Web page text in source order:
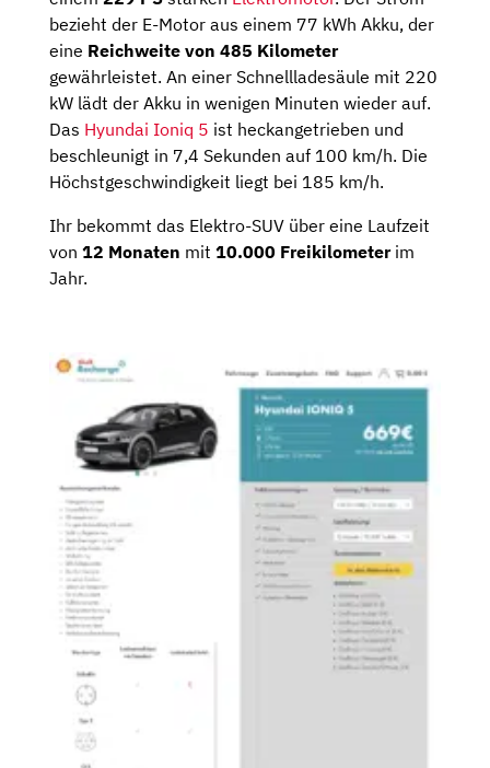
bezieht der E-Motor aus einem 77 kWh Akku, der
eine Reichweite von 485 Kilometer
gewährleistet. An einer Schnellladesäule mit 220
kW lädt der Akku in wenigen Minuten wieder auf.
Das Hyundai Ioniq 5 ist heckangetrieben und
beschleunigt in 7,4 Sekunden auf 100 km/h. Die
Höchstgeschwindigkeit liegt bei 185 km/h.
Ihr bekommt das Elektro-SUV über eine Laufzeit
von 12 Monaten mit 10.000 Freikilometerim
Jahr.